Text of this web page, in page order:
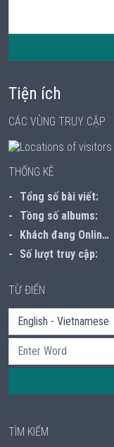
Tiện ích
CÁC VÙNG TRUY CẬP
THỐNG KÊ
Tổng số bài viết:
Tồng số albums:
Khách đang Online:
Số lượt truy cập:
TỪ ĐIỂN
TÌM KIẾM